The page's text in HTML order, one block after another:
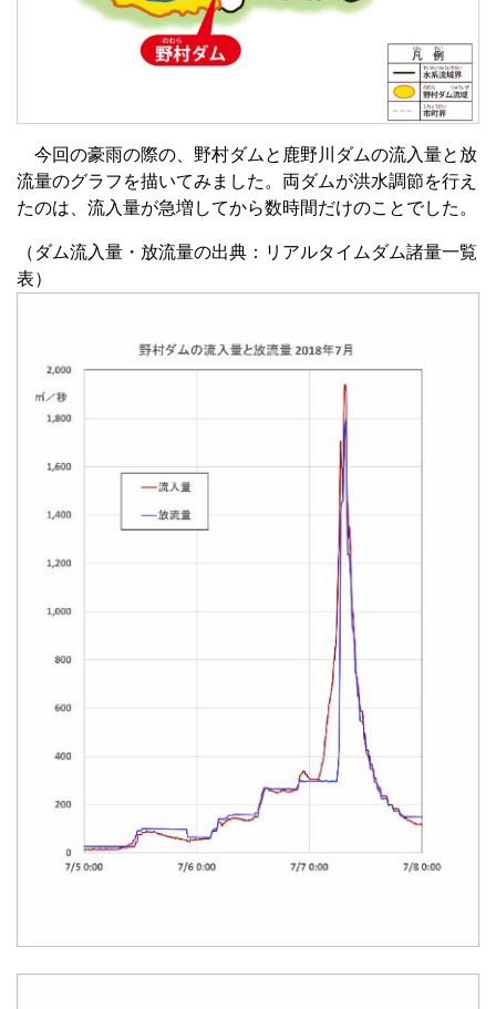
今回の豪雨の際の、野村ダムと鹿野川ダムの流入量と放
流量のグラフを描いてみました。両ダムが洪水調節を行え
たのは、流入量が急増してから数時間だけのことでした。
（ダム流入量・放流量の出典：リアルタイムダム諸量一覧
表）